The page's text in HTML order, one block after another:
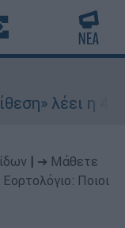
λέει η
➔ Μάθετε
Ποιοι